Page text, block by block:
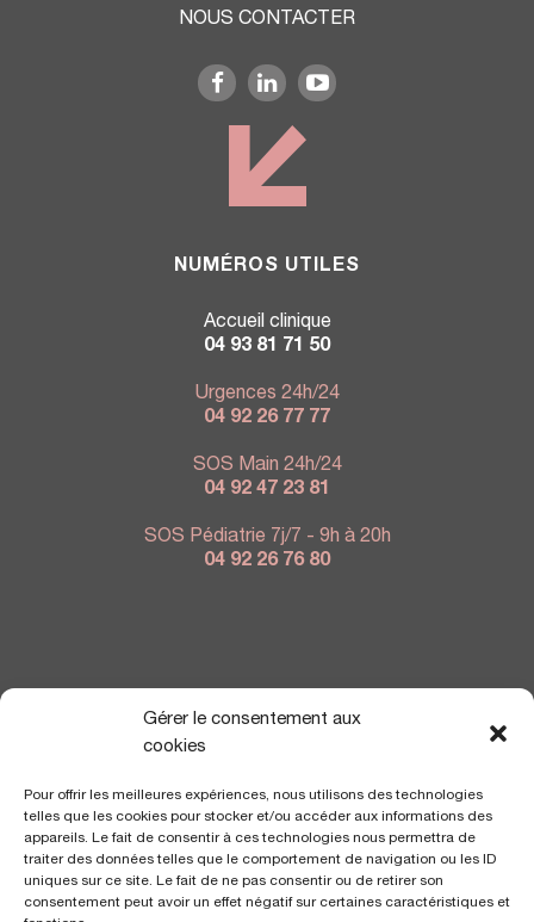
Gérer le consentement aux
cookies
Pour offrir les meilleures expériences, nous utilisons des technologies
telles que les cookies pour stocker et/ou accéder aux informations des
appareils. Le fait de consentir à ces technologies nous permettra de
traiter des données telles que le comportement de navigation ou les ID
uniques sur ce site. Le fait de ne pas consentir ou de retirer son
consentement peut avoir un effet négatif sur certaines caractéristiques et
NOUS CONTACTER
NUMÉROS UTILES
Accueil clinique
04 93 81 71 50
Urgences 24h/24
04 92 26 77 77
SOS Main 24h/24
04 92 47 23 81
SOS Pédiatrie 7j/7 - 9h à 20h
04 92 26 76 80
NOUS TROUVER